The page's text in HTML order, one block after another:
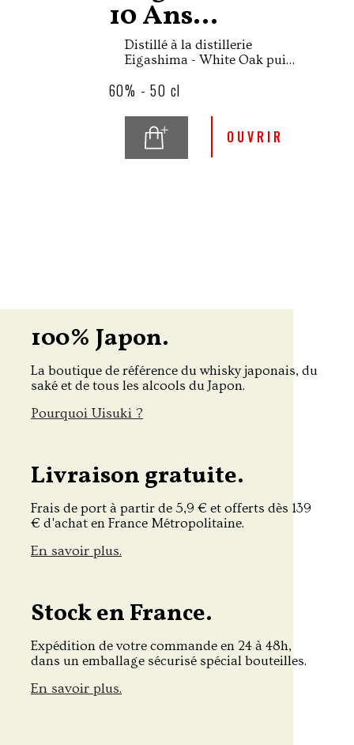
10 Ans...
Distillé à la distillerie
Eigashima - White Oak puis
ans dans le fût numéro
ans Sherry Butt est donc une
version single cask.
60% - 50 cl
OUVRIR
100% Japon.
La boutique de référence du whisky japonais, du
saké et de tous les alcools du Japon.
Pourquoi Uisuki ?
Livraison gratuite.
Frais de port à partir de 5,9 € et offerts dès 139
€ d'achat en France Métropolitaine.
En savoir plus.
Stock en France.
Expédition de votre commande en 24 à 48h,
dans un emballage sécurisé spécial bouteilles.
En savoir plus.